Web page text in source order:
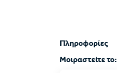
Πληροφορίες
Μοιραστείτε το: